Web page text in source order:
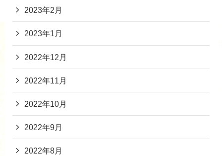
2023年2月
2023年1月
2022年12月
2022年11月
2022年10月
2022年9月
2022年8月